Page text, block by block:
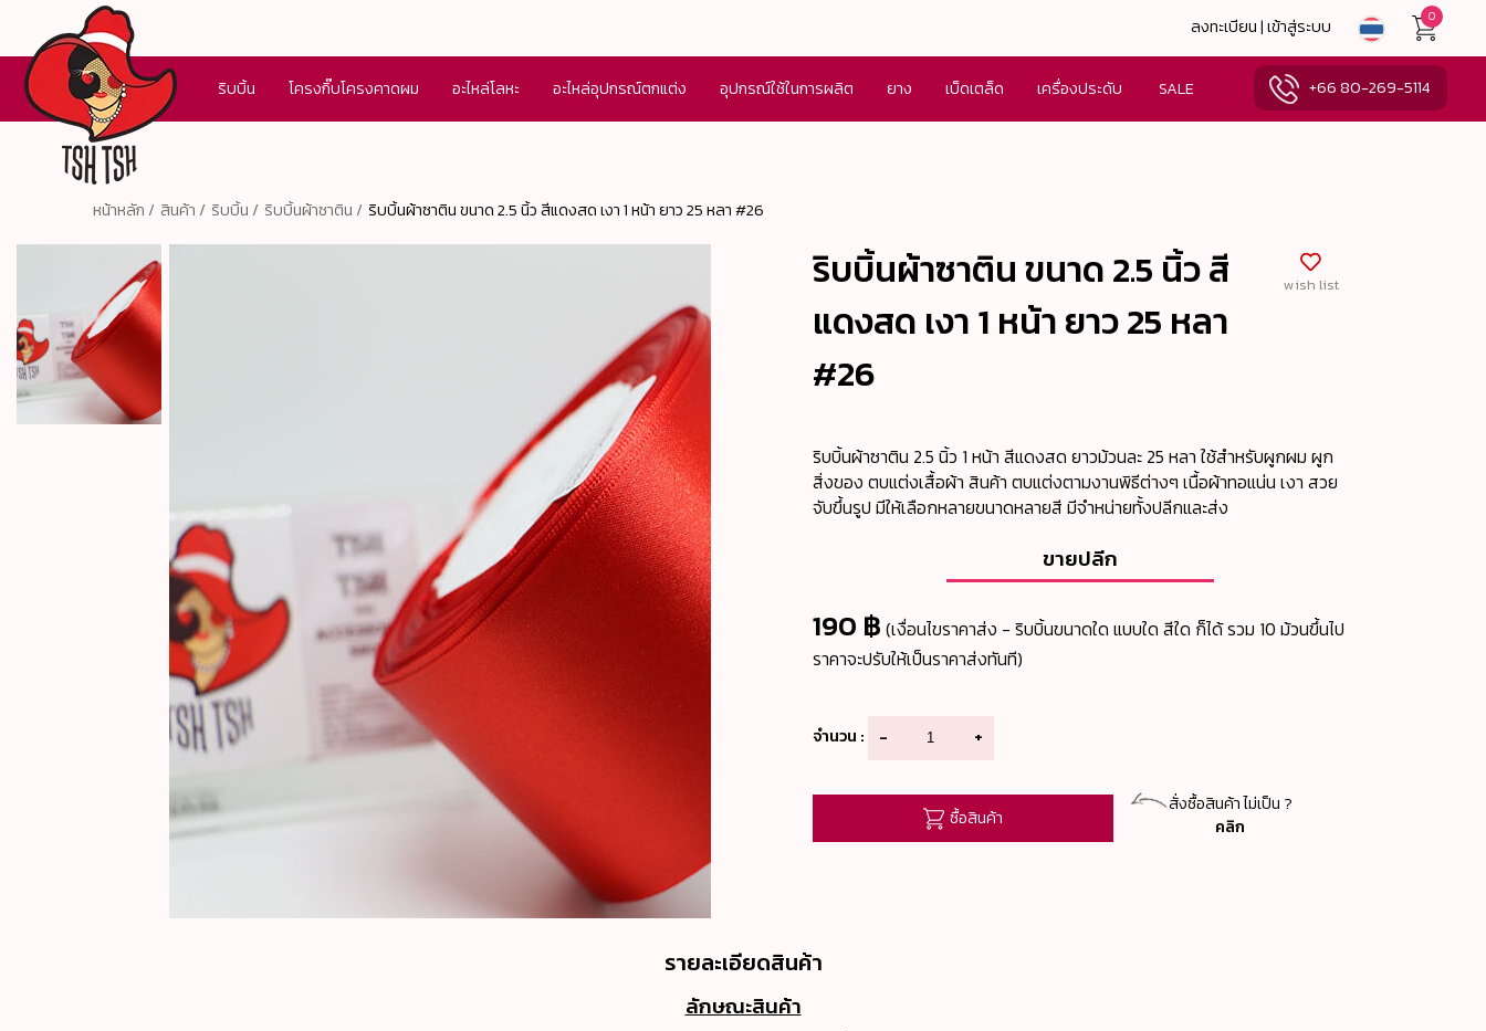
ลงทะเบียน | เข้าสู่ระบบ 0
ริบบิ้น โครงกิ๊บโครงคาดผม อะไหล่โลหะ อะไหล่อุปกรณ์ตกแต่ง อุปกรณ์ใช้ในการผลิต ยาง เบ็ดเตล็ด เครื่องประดับ SALE +66 80-269-5114
หน้าหลัก / สินค้า / ริบบิ้น / ริบบิ้นผ้าซาติน / ริบบิ้นผ้าซาติน ขนาด 2.5 นิ้ว สีแดงสด เงา 1 หน้า ยาว 25 หลา #26
ริบบิ้นผ้าซาติน ขนาด 2.5 นิ้ว สี
แดงสด เงา 1 หน้า ยาว 25 หลา
#26
wish list
ริบบิ้นผ้าซาติน 2.5 นิ้ว 1 หน้า สีแดงสด ยาวม้วนละ 25 หลา ใช้สำหรับผูกผม ผูก
สิ่งของ ตบแต่งเสื้อผ้า สินค้า ตบแต่งตามงานพิธีต่างๆ เนื้อผ้าทอแน่น เงา สวย
จับขึ้นรูป มีให้เลือกหลายขนาดหลายสี มีจำหน่ายทั้งปลีกและส่ง
ขายปลีก
190 ฿ (เงื่อนไขราคาส่ง - ริบบิ้นขนาดใด แบบใด สีใด ก็ได้ รวม 10 ม้วนขึ้นไป
ราคาจะปรับให้เป็นราคาส่งทันที)
จำนวน : - +
ซื้อสินค้า
สั่งซื้อสินค้า ไม่เป็น ?
คลิก
รายละเอียดสินค้า
ลักษณะสินค้า